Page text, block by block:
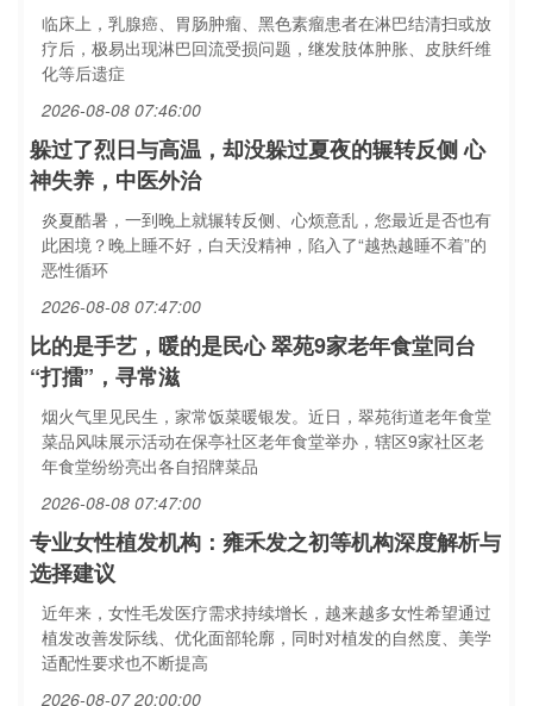
临床上，乳腺癌、胃肠肿瘤、黑色素瘤患者在淋巴结清扫或放
疗后，极易出现淋巴回流受损问题，继发肢体肿胀、皮肤纤维
化等后遗症
2026-08-08 07:46:00
躲过了烈日与高温，却没躲过夏夜的辗转反侧 心
神失养，中医外治
炎夏酷暑，一到晚上就辗转反侧、心烦意乱，您最近是否也有
此困境？晚上睡不好，白天没精神，陷入了“越热越睡不着”的
恶性循环
2026-08-08 07:47:00
比的是手艺，暖的是民心 翠苑9家老年食堂同台
“打擂”，寻常滋
烟火气里见民生，家常饭菜暖银发。近日，翠苑街道老年食堂
菜品风味展示活动在保亭社区老年食堂举办，辖区9家社区老
年食堂纷纷亮出各自招牌菜品
2026-08-08 07:47:00
专业女性植发机构：雍禾发之初等机构深度解析与
选择建议
近年来，女性毛发医疗需求持续增长，越来越多女性希望通过
植发改善发际线、优化面部轮廓，同时对植发的自然度、美学
适配性要求也不断提高
2026-08-07 20:00:00